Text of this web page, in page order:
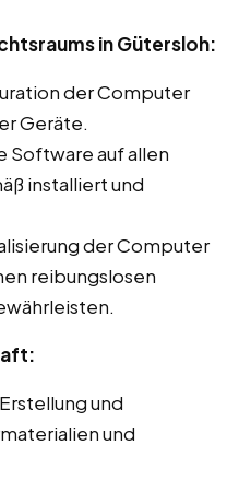
in Gütersloh:
der Computer
Geräte.
Software auf allen
installiert und
der Computer
reibungslosen
und
und